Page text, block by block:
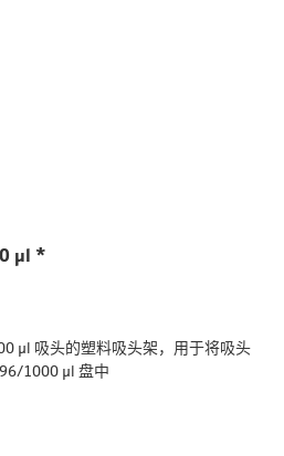
µl *
µl 吸头的塑料吸头架，用于将吸头
96/1000 µl 盘中